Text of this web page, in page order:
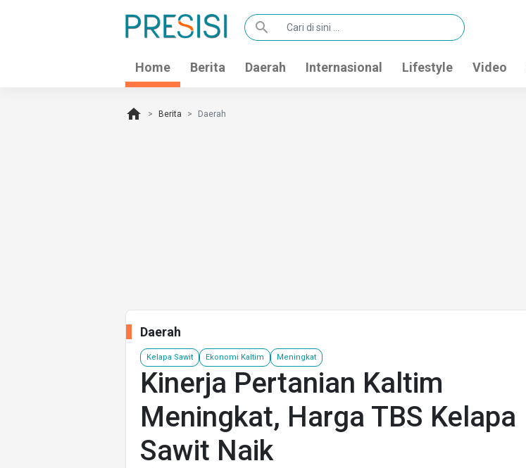
search
Home Berita Daerah Internasional Lifestyle Video
home Berita Daerah
Daerah
Kelapa Sawit Ekonomi Kaltim Meningkat
Kinerja Pertanian Kaltim
Meningkat, Harga TBS Kelapa
Sawit Naik